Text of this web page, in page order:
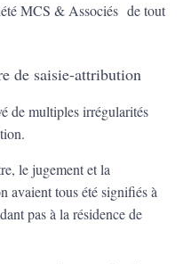
MCS & Associés de tout
de saisie-attribution
de multiples irrégularités
le jugement et la
avaient tous été signifiés à
pas à la résidence de